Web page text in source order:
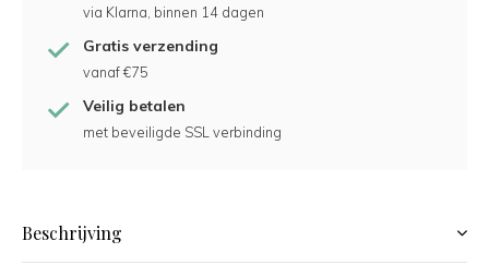
via Klarna, binnen 14 dagen
Gratis verzending
vanaf €75
Veilig betalen
met beveiligde SSL verbinding
Beschrijving